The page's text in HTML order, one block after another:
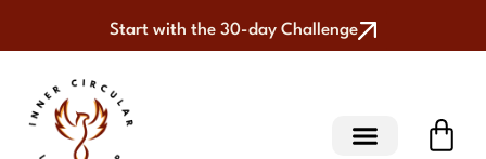
Start with the 30-day Challenge